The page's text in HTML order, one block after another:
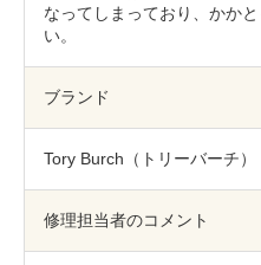
オンライン修理見積もりサービ
なってしまっており、かか
い。
ブランド
Tory Burch（トリーバーチ）
修理担当者のコメント